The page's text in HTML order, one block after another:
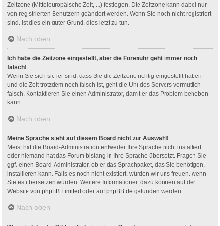
Zeitzone (Mitteleuropäische Zeit, ...) festlegen. Die Zeitzone kann dabei nur
von registrierten Benutzern geändert werden. Wenn Sie noch nicht registriert
sind, ist dies ein guter Grund, dies jetzt zu tun.
Nach oben
Ich habe die Zeitzone eingestellt, aber die Forenuhr geht immer noch
falsch!
Wenn Sie sich sicher sind, dass Sie die Zeitzone richtig eingestellt haben
und die Zeit trotzdem noch falsch ist, geht die Uhr des Servers vermutlich
falsch. Kontaktieren Sie einen Administrator, damit er das Problem beheben
kann.
Nach oben
Meine Sprache steht auf diesem Board nicht zur Auswahl!
Meist hat die Board-Administration entweder Ihre Sprache nicht installiert
oder niemand hat das Forum bislang in Ihre Sprache übersetzt. Fragen Sie
ggf. einen Board-Administrator, ob er das Sprachpaket, das Sie benötigen,
installieren kann. Falls es noch nicht existiert, würden wir uns freuen, wenn
Sie es übersetzen würden. Weitere Informationen dazu können auf der
Website von phpBB Limited oder aufphpBB.de gefunden werden.
Nach oben